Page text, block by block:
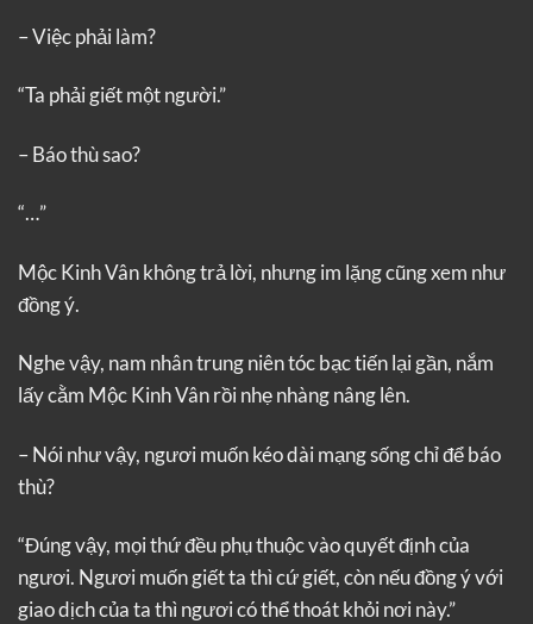
– Việc phải làm?
“Ta phải giết một người.”
– Báo thù sao?
“…”
Mộc Kinh Vân không trả lời, nhưng im lặng cũng xem như
đồng ý.
Nghe vậy, nam nhân trung niên tóc bạc tiến lại gần, nắm
lấy cằm Mộc Kinh Vân rồi nhẹ nhàng nâng lên.
– Nói như vậy, ngươi muốn kéo dài mạng sống chỉ để báo
thù?
“Đúng vậy, mọi thứ đều phụ thuộc vào quyết định của
ngươi. Ngươi muốn giết ta thì cứ giết, còn nếu đồng ý với
giao dịch của ta thì ngươi có thể thoát khỏi nơi này.”